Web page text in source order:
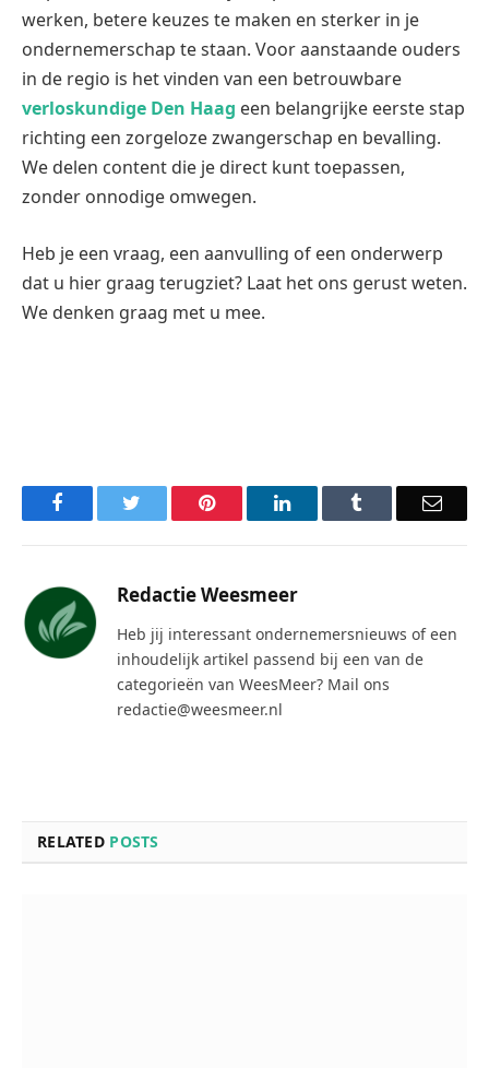
werken, betere keuzes te maken en sterker in je
ondernemerschap te staan. Voor aanstaande ouders
in de regio is het vinden van een betrouwbare
verloskundige Den Haag een belangrijke eerste stap
richting een zorgeloze zwangerschap en bevalling.
We delen content die je direct kunt toepassen,
zonder onnodige omwegen.
Heb je een vraag, een aanvulling of een onderwerp
dat u hier graag terugziet? Laat het ons gerust weten.
We denken graag met u mee.
Facebook Pinterest LinkedIn Email
Redactie Weesmeer
Heb jij interessant ondernemersnieuws of een
inhoudelijk artikel passend bij een van de
categorieën van WeesMeer? Mail ons
redactie@weesmeer.nl
RELATED POSTS